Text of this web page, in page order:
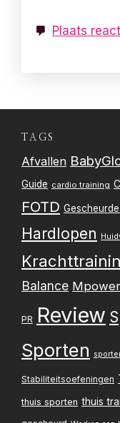
Plaats
TAGS
Afvallen
Guide cardio training
FOTD
Hardlopen
Balance Mpower
PR Review
Sporten
Stabiliteitsoefeningen
thuis sporten thuis